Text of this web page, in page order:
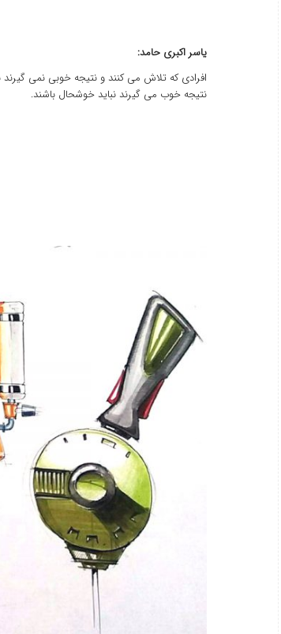
یاسر اکبری حامد:
افرادی که تلاش می کنند و نتیجه خوبی نمی گیرند
نتیجه خوب می گیرند نباید خوشحال باشند.